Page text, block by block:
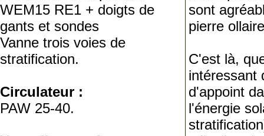
WEM15 RE1 + doigts de
gants et sondes
Vanne trois voies de
stratification.
Circulateur :
PAW 25-40.
sont
pierre
C'est là,
intéressant
d'appoint
l'énergie